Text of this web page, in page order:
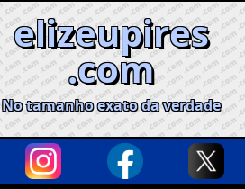
elizeupires
.com
No tamanho exato da verdade